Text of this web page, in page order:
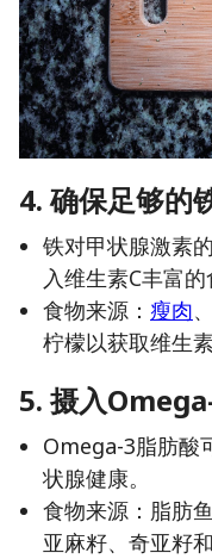
4.确保足够的
铁对甲状腺激素
入维生素C丰富的
食物来源： 瘦肉
柠檬以获取维生素
5. 摄入
Omega-3脂肪酸
状腺健康。
食物来源：脂肪
亚麻籽、奇亚籽和